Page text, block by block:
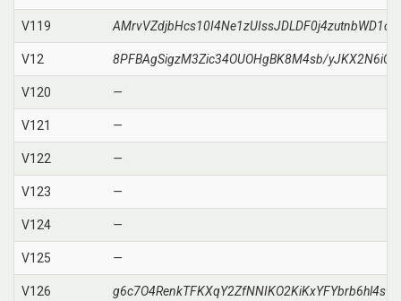
V119
V12 8PFBAgSigzM3Zic34OUOHgBK8M4sb/
V120 —
V121 —
V122 —
V123 —
V124 —
V125 —
V126